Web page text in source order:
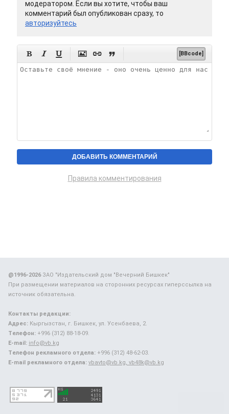
модератором. Если вы хотите, чтобы ваш
комментарий был опубликован сразу, то
авторизуйтесь
      [BBcode]
Правила комментирования
@1996-2026ЗАО "Издательский дом "Вечерний Бишкек"
При размещении материалов на сторонних ресурсах гиперссылка на
источник обязательна.
Контакты редакции:
Адрес: Кыргызстан, г. Бишкек, ул. Усенбаева, 2.
Телефон: +996 (312) 88-18-09.
E-mail: info@vb.kg
Телефон рекламного отдела: +996 (312) 48-62-03.
E-mail рекламного отдела: vbavto@vb.kg, vb48k@vb.kg